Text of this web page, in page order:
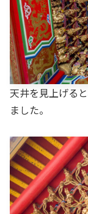
天井を見上げる
ました。